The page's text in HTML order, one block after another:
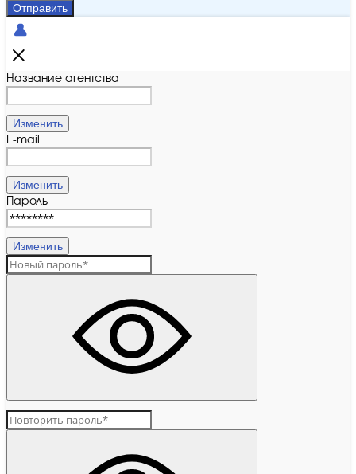
Отправить
Название агентства
Изменить
E-mail
Изменить
Пароль
Изменить